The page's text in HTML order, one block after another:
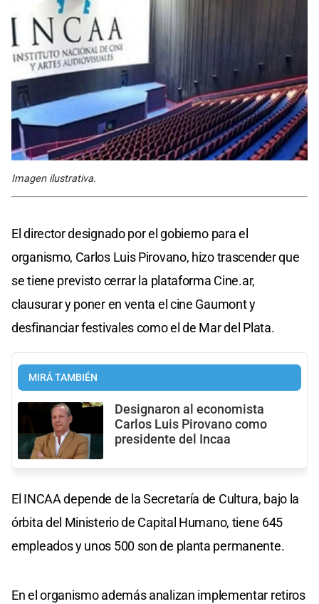
Imagen ilustrativa.
El director designado por el gobierno para el
organismo, Carlos Luis Pirovano, hizo trascender que
se tiene previsto cerrar la plataforma Cine.ar,
clausurar y poner en venta el cine Gaumont y
desfinanciar festivales como el de Mar del Plata.
MIRÁ TAMBIÉN
Designaron al economista
Carlos Luis Pirovano como
presidente del Incaa
El INCAA depende de la Secretaría de Cultura, bajo la
órbita del Ministerio de Capital Humano, tiene 645
empleados y unos 500 son de planta permanente.
En el organismo además analizan implementar retiros